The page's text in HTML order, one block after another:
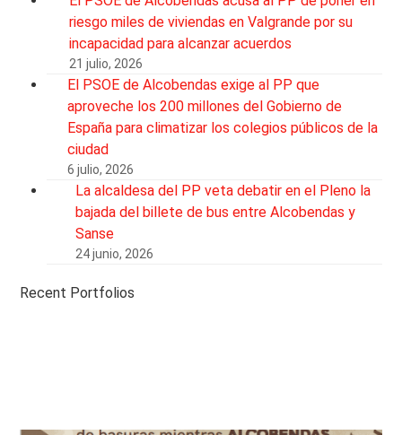
riesgo miles de viviendas en Valgrande por su
incapacidad para alcanzar acuerdos
21 julio, 2026
El PSOE de Alcobendas exige al PP que
aproveche los 200 millones del Gobierno de
España para climatizar los colegios públicos de la
ciudad
6 julio, 2026
La alcaldesa del PP veta debatir en el Pleno la
bajada del billete de bus entre Alcobendas y
Sanse
24 junio, 2026
Recent Portfolios